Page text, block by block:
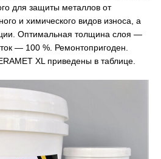
для защиты металлов от
и химического видов износа, а
Оптимальная толщина слоя —
— 100 %. Ремонтопригоден.
XL приведены в таблице.